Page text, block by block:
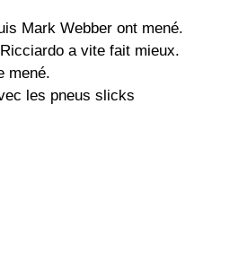
Mark Webber ont mené.
a vite fait mieux.
mené.
les pneus slicks